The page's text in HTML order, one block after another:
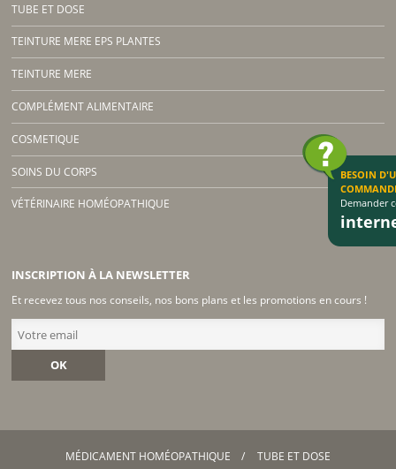
TUBE ET DOSE
TEINTURE MERE EPS PLANTES
TEINTURE MERE
COMPLÉMENT ALIMENTAIRE
COSMETIQUE
SOINS DU CORPS
VÉTÉRINAIRE HOMÉOPATHIQUE
INSCRIPTION À LA NEWSLETTER
Et recevez tous nos conseils, nos bons plans et les promotions en cours !
OK
MÉDICAMENT HOMÉOPATHIQUE TUBE ET DOSE
BESOIN
Demander